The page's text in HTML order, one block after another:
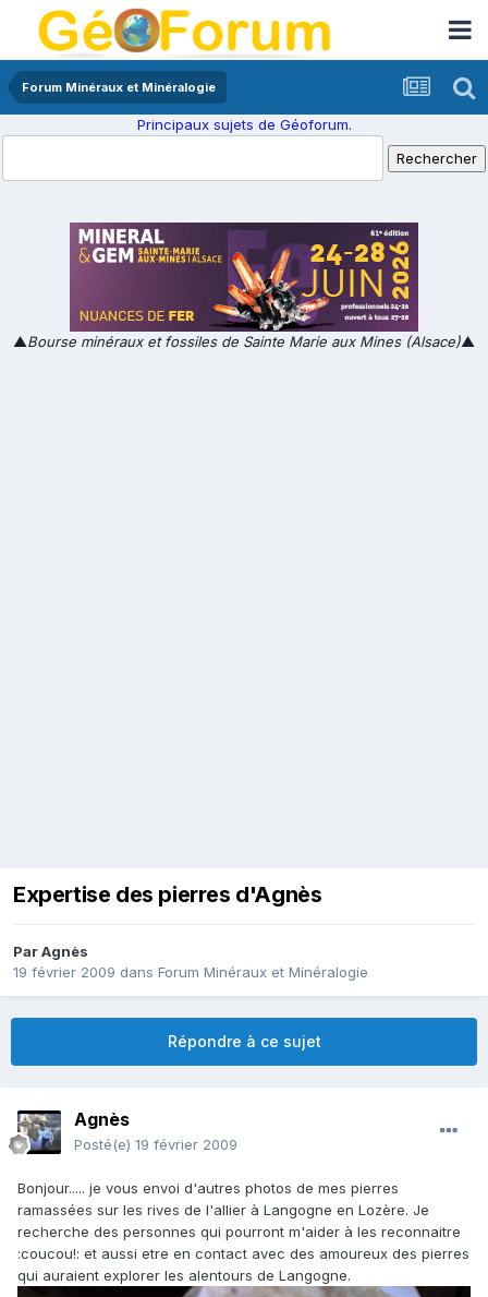
Forum Minéraux et Minéralogie
Principaux sujets de Géoforum.
▲Bourse minéraux et fossiles de Sainte Marie aux Mines (Alsace)▲
Expertise des pierres d'Agnès
ParAgnès
19 février 2009 dans Forum Minéraux et Minéralogie
Répondre à ce sujet
Agnès
Posté(e) 19 février 2009
Bonjour..... je vous envoi d'autres photos de mes pierres
ramassées sur les rives de l'allier à Langogne en Lozère. Je
recherche des personnes qui pourront m'aider à les reconnaitre
:coucou!: et aussi etre en contact avec des amoureux des pierres
qui auraient explorer les alentours de Langogne.